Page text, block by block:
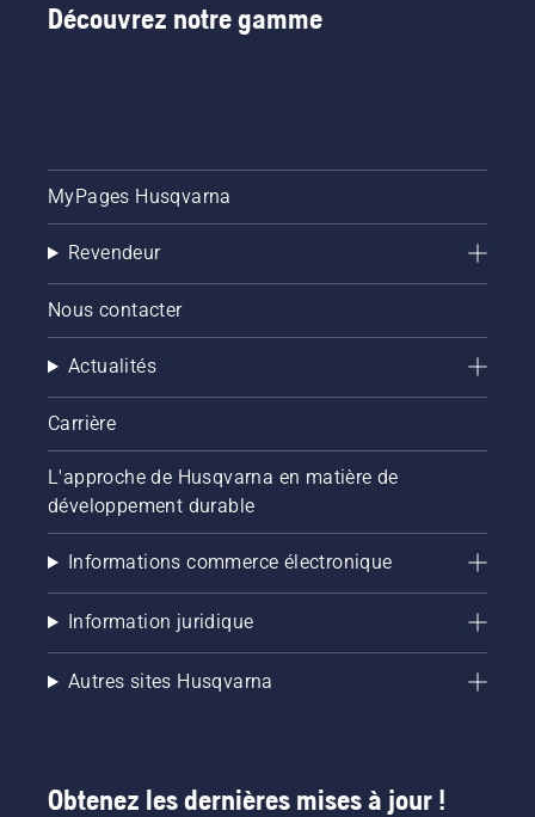
Découvrez notre gamme
MyPages Husqvarna
Revendeur
Nous contacter
Actualités
Carrière
L'approche de Husqvarna en matière de
développement durable
Informations commerce électronique
Information juridique
Autres sites Husqvarna
Obtenez les dernières mises à jour !